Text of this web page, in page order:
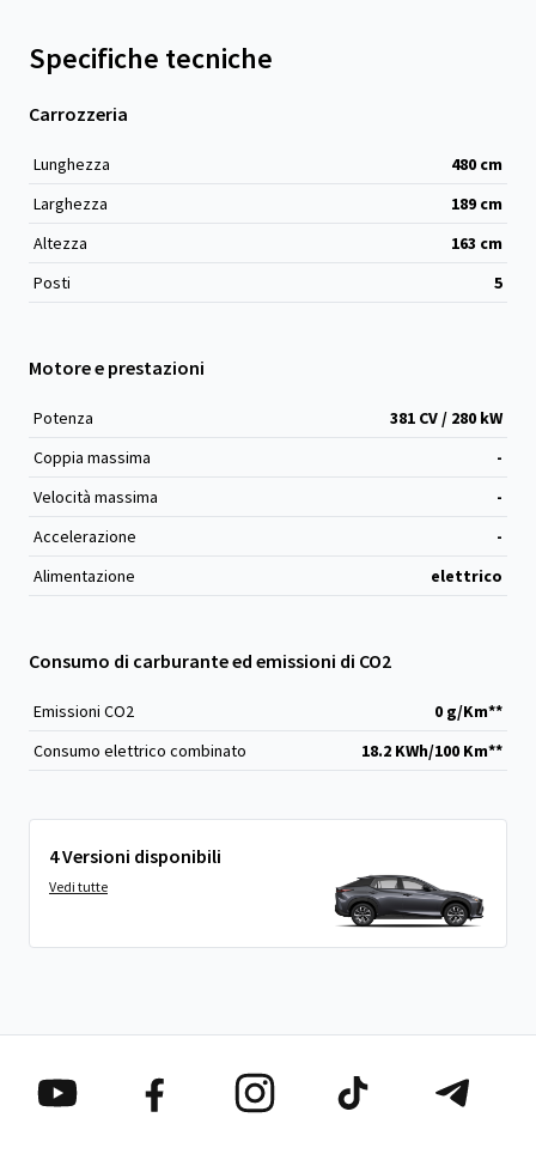
Specifiche tecniche
Carrozzeria
Lunghezza 480 cm
Larghezza
189 cm
Altezza
163 cm
Posti
5
Motore e prestazioni
Potenza
381 CV / 280 kW
Coppia massima
-
Velocità massima
-
Accelerazione
-
Alimentazione
elettrico
Consumo di carburante ed emissioni di CO2
Emissioni CO2
0 g/Km**
Consumo elettrico combinato
18.2 KWh/100 Km**
4 Versioni disponibili
Vedi tutte